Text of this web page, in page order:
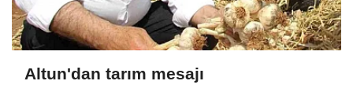
Altun'dan tarım mesajı